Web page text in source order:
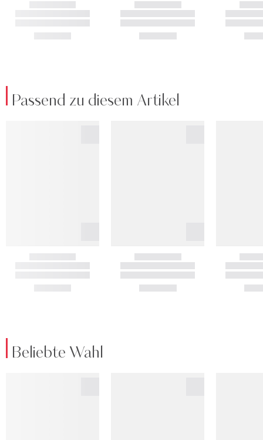
Passend zu diesem Artikel
Beliebte Wahl